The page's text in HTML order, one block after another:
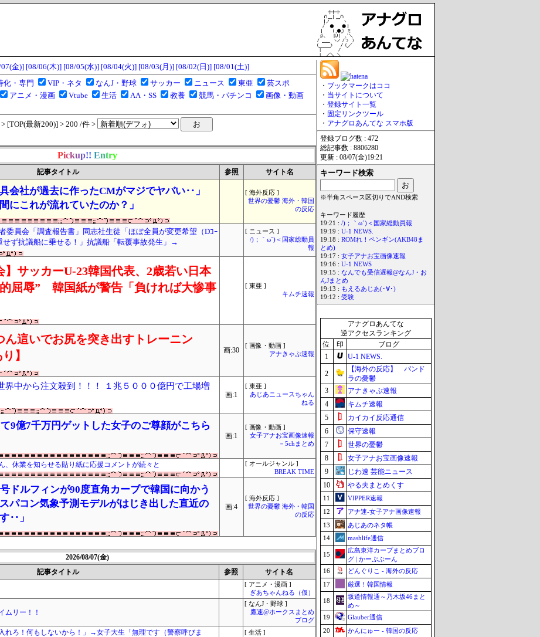
金)] [08/06(木)] [08/05(水)] [08/04(火)] [08/03(月)] [08/02(日)] [08/01(土)]
化・専門 VIP・ネタ なんJ・野球 サッカー ニュース 東亜
芸スポ
アニメ・漫画 Vtube 生活 AA・SS 教養 競馬・パチンコ
画像・動画
[TOP(最新200)] > 200 /件 >
Pickup!! Entry
記事タイトル 参照 サイト名
会社が過去に作ったCMがマジでヤバい‥」
にこれが流れていたのか？」
[ 海外反応 ]
世界の憂鬱 海外・韓国
の反応
委員会「調査報告書」同志社生徒「ほぼ全員が変更希望（Dｺｰ
せず抗議船に乗せる！」抗議船「転覆事故発生」→
[ ニュース ]
/)；｀ω´)＜国家総動員
報
】サッカーU-23韓国代表、2歳若い日本
屈辱” 韓国紙が警告「負ければ大惨事
[ 東亜 ]
キムチ速報
這いでお尻を突き出すトレーニン
】
画:30
[ 画像・動画 ]
アナきゃぷ速報
界中から注文殺到！！！ １兆５０００億円で工場増
画:1
[ 東亜 ]
あじあニュースちゃん
ねる
て9億7千万円ゲットした女子のご尊顔がこちら
画:1
[ 画像・動画 ]
女子アナお宝画像速報
－5chまとめ
、休業を知らせる貼り紙に応援コメントが続々と
[ オールジャンル ]
BREAK TIME
ドルフィンが90度直角カーブで韓国に向かう
パコン気象予測モデルがはじき出した直近の
‥」
画:4
[ 海外反応 ]
世界の憂鬱 海外・韓国
の反応
2026/08/07(金)
記事タイトル 参照 サイト名
[ アニメ・漫画 ]
ぎあちゃんねる（仮）
ムリー！！
[ なんJ・野球 ]
鷹速@ホークスまとめ
ブログ
れろ！何もしないから！」→女子大生「無理です（警察呼びま
[ 生活 ]
・ ブックマークはココ
・ 当サイトについて
・ 登録サイト一覧
・ 固定リンクツール
・ アナグロあんてな スマホ版
登録ブログ数 : 472
総記事数 : 8806280
更新 : 08/07(金)19:21
キーワード検索
※半角スペース区切りでAND検索
キーワード履歴
19:21 : /)；｀ω´)＜国家総動員報
19:19 : U-1 NEWS.
19:18 : ROMれ！ペンギン(AKB48ま
とめ)
19:17 : 女子アナお宝画像速報
19:16 : U-1 NEWS
19:15 : なんでも受信遅報@なんJ・お
んJまとめ
19:13 : もえるあじあ(･∀･)
19:12 : 受験
アナグロあんてな
逆アクセスランキング
位
印
ブログ
1
U-1 NEWS.
2
【海外の反応】 パンド
ラの憂鬱
3
アナきゃぷ速報
4
キムチ速報
5
カイカイ反応通信
6
保守速報
7
世界の憂鬱
8
女子アナお宝画像速報
9
じわ速 芸能ニュース
10
やる夫まとめくす
11
VIPPER速報
12
アナ速‐女子アナ画像速報
13
あじあのネタ帳
14
mashlife通信
15
広島東洋カープまとめブロ
グ | かーぷぶーん
16
どんぐりこ - 海外の反応
17
厳選！韓国情報
18
坂道情報通～乃木坂46まと
め～
19
Glauber通信
20
かんにゅー - 韓国の反応